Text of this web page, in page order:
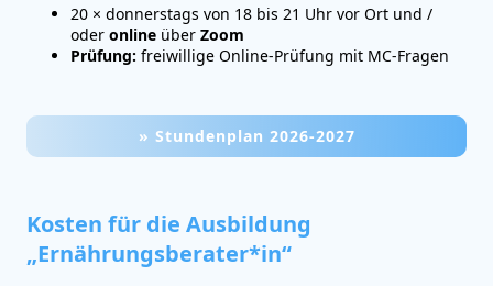
20 × donnerstags von 18 bis 21 Uhr vor Ort und /
oder online über Zoom
Prüfung: freiwillige Online-Prüfung mit MC-Fragen
» Stundenplan 2026-2027
Kosten für die Ausbildung
„Ernährungsberater*in“